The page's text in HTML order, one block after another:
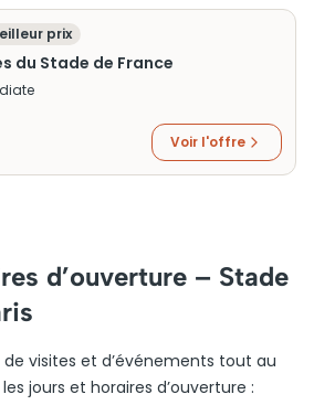
prix
du Stade de France
Voir l'offre
d’ouverture – Stade
visites et d’événements tout au
jours et horaires d’ouverture :